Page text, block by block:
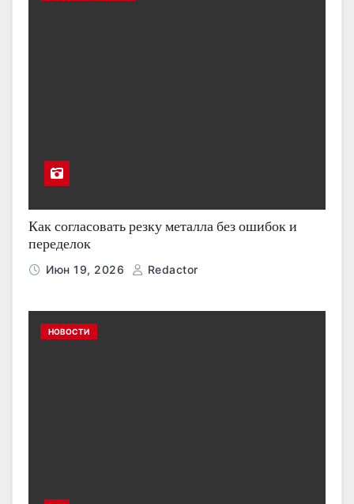
Как согласовать резку металла без ошибок и
переделок
Июн 19, 2026 Redactor
НОВОСТИ